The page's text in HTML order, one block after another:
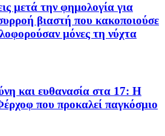
μετά την φημολογία για
βιαστή που κακοποιούσε
μόνες τη νύχτα
και ευθανασία στα 17: Η
που προκαλεί παγκόσμιο